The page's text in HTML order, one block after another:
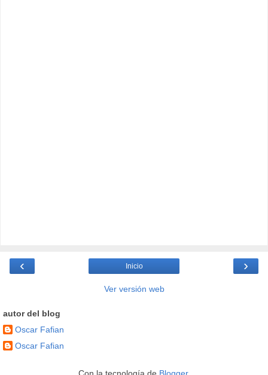
‹ ›
Inicio
Ver versión web
autor del blog
Oscar Fafian
Oscar Fafian
Con la tecnología de Blogger.